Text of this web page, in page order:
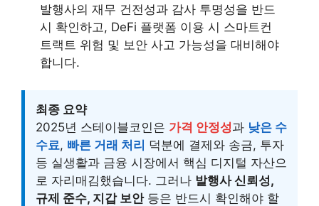
발행사의 재무 건전성과 감사 투명성을 반드
시 확인하고, DeFi 플랫폼 이용 시 스마트컨
트랙트 위험 및 보안 사고 가능성을 대비해야
합니다.
최종 요약
2025년 스테이블코인은 가격 안정성과 낮은 수
수료, 빠른 거래 처리 덕분에 결제와 송금, 투자
등 실생활과 금융 시장에서 핵심 디지털 자산으
로 자리매김했습니다. 그러나 발행사 신뢰성,
규제 준수, 지갑 보안등은 반드시 확인해야 할